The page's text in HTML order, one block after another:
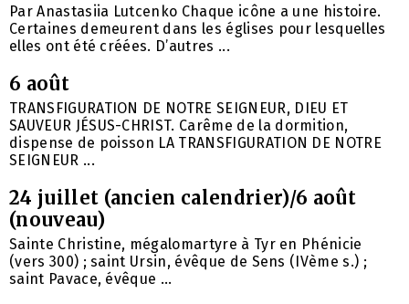
Par Anastasiia Lutcenko Chaque icône a une histoire.
Certaines demeurent dans les églises pour lesquelles
elles ont été créées. D’autres ...
6 août
TRANSFIGURATION DE NOTRE SEIGNEUR, DIEU ET
SAUVEUR JÉSUS-CHRIST. Carême de la dormition,
dispense de poisson LA TRANSFIGURATION DE NOTRE
SEIGNEUR ...
24 juillet (ancien calendrier)/6 août
(nouveau)
Sainte Christine, mégalomartyre à Tyr en Phénicie
(vers 300) ; saint Ursin, évêque de Sens (IVème s.) ;
saint Pavace, évêque ...